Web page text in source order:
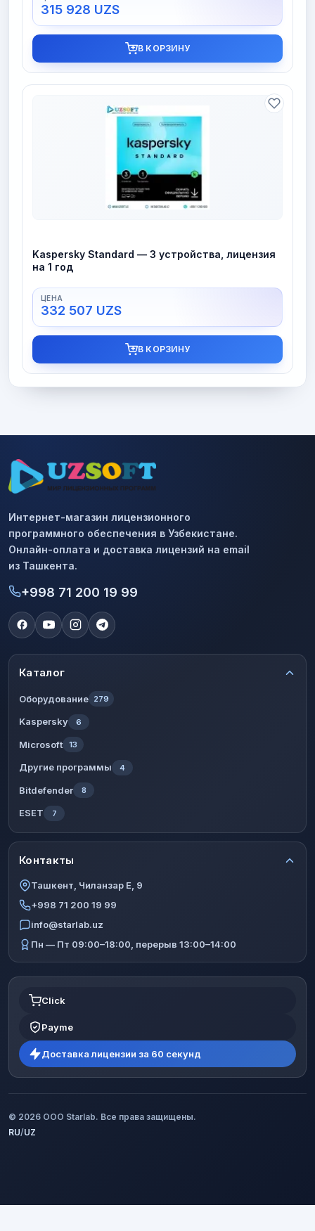
315 928 UZS
В КОРЗИНУ
Kaspersky Standard — 3 устройства, лицензия
на 1 год
332 507 UZS
В КОРЗИНУ
Интернет-магазин лицензионного
программного обеспечения в Узбекистане.
Онлайн-оплата и доставка лицензий на email
из Ташкента.
+998 71 200 19 99
Каталог
Оборудование 279
Kaspersky 6
Microsoft 13
Другие программы 4
Bitdefender 8
ESET 7
Контакты
Ташкент, Чиланзар Е, 9
+998 71 200 19 99
info@starlab.uz
Пн — Пт 09:00–18:00, перерыв 13:00–14:00
Click
Payme
Доставка лицензии за 60 секунд
© 2026 ООО Starlab. Все права защищены.
RU/UZ